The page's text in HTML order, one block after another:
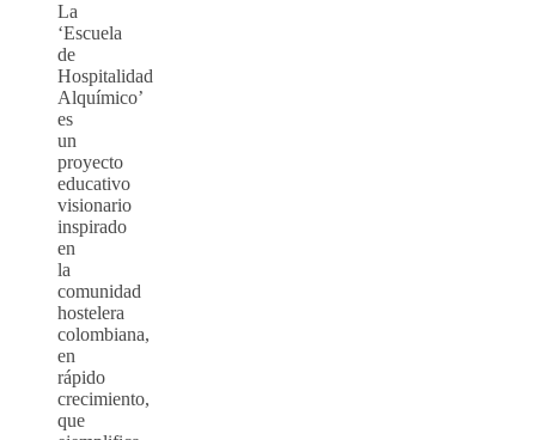
La
‘Escuela
de
Hospitalidad
Alquímico’
es
un
proyecto
educativo
visionario
inspirado
en
la
comunidad
hostelera
colombiana,
en
rápido
crecimiento,
que